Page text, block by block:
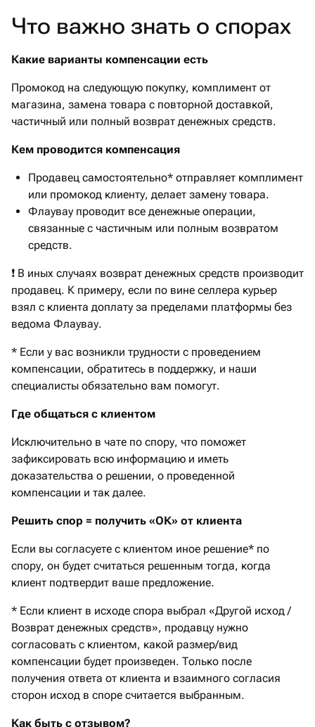
Что важно знать о спорах
Какие варианты компенсации есть
Промокод на следующую покупку, комплимент от
магазина, замена товара с повторной доставкой,
частичный или полный возврат денежных средств.
Кем проводится компенсация
Продавец самостоятельно* отправляет комплимент
или промокод клиенту, делает замену товара.
Флаувау проводит все денежные операции,
связанные с частичным или полным возвратом
средств.
❗ В иных случаях возврат денежных средств производит
продавец. К примеру, если по вине селлера курьер
взял с клиента доплату за пределами платформы без
ведома Флаувау.
* Если у вас возникли трудности с проведением
компенсации, обратитесь в поддержку, и наши
специалисты обязательно вам помогут.
Где общаться с клиентом
Исключительно в чате по спору, что поможет
зафиксировать всю информацию и иметь
доказательства о решении, о проведенной
компенсации и так далее.
Решить спор = получить «ОК» от клиента
Если вы согласуете с клиентом иное решение* по
спору, он будет считаться решенным тогда, когда
клиент подтвердит ваше предложение.
* Если клиент в исходе спора выбрал «Другой исход /
Возврат денежных средств», продавцу нужно
согласовать с клиентом, какой размер/вид
компенсации будет произведен. Только после
получения ответа от клиента и взаимного согласия
сторон исход в споре считается выбранным.
Как быть с отзывом?